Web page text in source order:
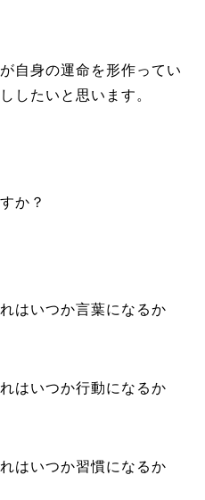
自身の運命を形作ってい
したいと思います。
か？
はいつか言葉になるか
はいつか行動になるか
はいつか習慣になるか